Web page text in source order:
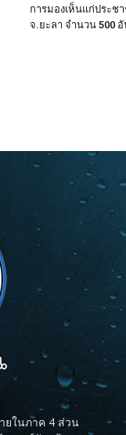
การมองเห็นแก่ประช
จ.ยะลา จำนวน 500
ยในภาค 4 ส่วน